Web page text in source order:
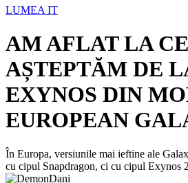
LUMEA IT
AM AFLAT LA
AȘTEPTĂM DE
EXYNOS DIN
EUROPEAN
În Europa, versiunile mai ieftine ale
cu cipul Snapdragon, ci cu cipul Exynos